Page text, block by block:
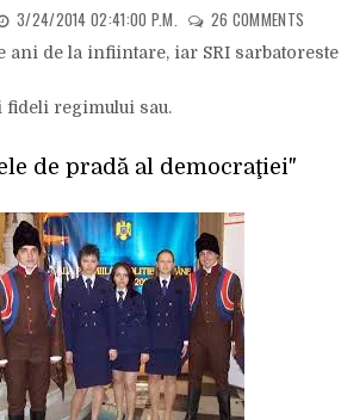
3/24/2014 02:41:00 P.M. 26 COMMENTS
ani de la infiintare, iar SRI sarbatoreste
fideli regimului sau.
de pradă al democraţiei"